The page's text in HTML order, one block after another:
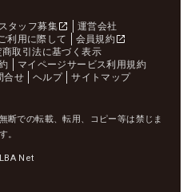
スタッフ募集
運営会社
利用に際して
会員規約
商取引法に基づく表示
マイページサービス利用規約
合せ ヘルプ サイトマップ
断での転載、転用、コピー等は禁じま
す。
Net